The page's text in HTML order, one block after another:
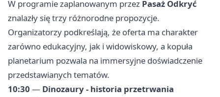
W programie zaplanowanym przez Pasaż Odkryć
znalazły się trzy różnorodne propozycje.
Organizatorzy podkreślają, że oferta ma charakter
zarówno edukacyjny, jak i widowiskowy, a kopuła
planetarium pozwala na immersyjne doświadczenie
przedstawianych tematów.
10:30 — Dinozaury - historia przetrwania